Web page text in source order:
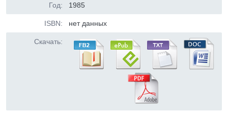
Год: 1985
ISBN: нет данных
Скачать: